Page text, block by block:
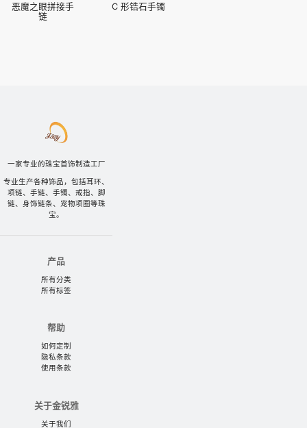
恶魔之眼拼接手
链
C 形锆石手镯
一家专业的珠宝首饰制造工厂
专业生产各种饰品，包括耳环、
项链、手链、手镯、戒指、脚
链、身饰链条、宠物项圈等珠
宝。
产品
所有分类
所有标签
帮助
如何定制
隐私条款
使用条款
关于金锐雅
关于我们